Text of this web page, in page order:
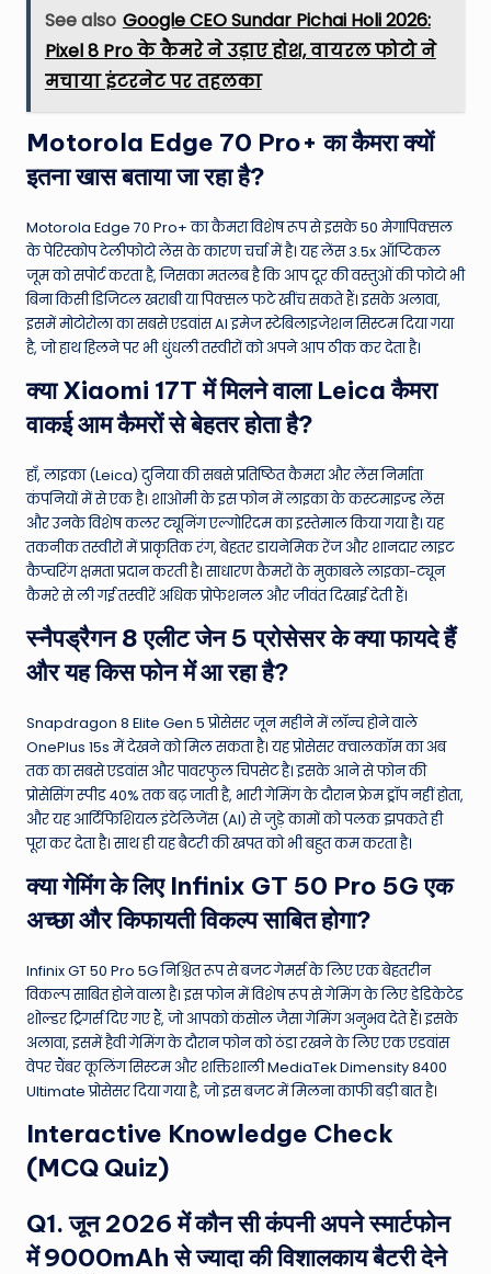
See also Google CEO Sundar Pichai Holi 2026:
Pixel 8 Pro के कैमरे ने उड़ाए होश, वायरल फोटो ने
मचाया इंटरनेट पर तहलका
Motorola Edge 70 Pro+ का कैमरा क्यों
इतना खास बताया जा रहा है?
Motorola Edge 70 Pro+ का कैमरा विशेष रूप से इसके 50 मेगापिक्सल
के पेरिस्कोप टेलीफोटो लेंस के कारण चर्चा में है। यह लेंस 3.5x ऑप्टिकल
जूम को सपोर्ट करता है, जिसका मतलब है कि आप दूर की वस्तुओं की फोटो भी
बिना किसी डिजिटल खराबी या पिक्सल फटे खींच सकते हैं। इसके अलावा,
इसमें मोटोरोला का सबसे एडवांस AI इमेज स्टेबिलाइजेशन सिस्टम दिया गया
है, जो हाथ हिलने पर भी धुंधली तस्वीरों को अपने आप ठीक कर देता है।
क्या Xiaomi 17T में मिलने वाला Leica कैमरा
वाकई आम कैमरों से बेहतर होता है?
हाँ, लाइका (Leica) दुनिया की सबसे प्रतिष्ठित कैमरा और लेंस निर्माता
कंपनियों में से एक है। शाओमी के इस फोन में लाइका के कस्टमाइज्ड लेंस
और उनके विशेष कलर ट्यूनिंग एल्गोरिदम का इस्तेमाल किया गया है। यह
तकनीक तस्वीरों में प्राकृतिक रंग, बेहतर डायनेमिक रेंज और शानदार लाइट
कैप्चरिंग क्षमता प्रदान करती है। साधारण कैमरों के मुकाबले लाइका-ट्यून
कैमरे से ली गई तस्वीरें अधिक प्रोफेशनल और जीवंत दिखाई देती हैं।
स्नैपड्रैगन 8 एलीट जेन 5 प्रोसेसर के क्या फायदे हैं
और यह किस फोन में आ रहा है?
Snapdragon 8 Elite Gen 5 प्रोसेसर जून महीने में लॉन्च होने वाले
OnePlus 15s में देखने को मिल सकता है। यह प्रोसेसर क्वालकॉम का अब
तक का सबसे एडवांस और पावरफुल चिपसेट है। इसके आने से फोन की
प्रोसेसिंग स्पीड 40% तक बढ़ जाती है, भारी गेमिंग के दौरान फ्रेम ड्रॉप नहीं होता,
और यह आर्टिफिशियल इंटेलिजेंस (AI) से जुड़े कामों को पलक झपकते ही
पूरा कर देता है। साथ ही यह बैटरी की खपत को भी बहुत कम करता है।
क्या गेमिंग के लिए Infinix GT 50 Pro 5G एक
अच्छा और किफायती विकल्प साबित होगा?
Infinix GT 50 Pro 5G निश्चित रूप से बजट गेमर्स के लिए एक बेहतरीन
विकल्प साबित होने वाला है। इस फोन में विशेष रूप से गेमिंग के लिए डेडिकेटेड
शोल्डर ट्रिगर्स दिए गए हैं, जो आपको कंसोल जैसा गेमिंग अनुभव देते हैं। इसके
अलावा, इसमें हैवी गेमिंग के दौरान फोन को ठंडा रखने के लिए एक एडवांस
वेपर चैंबर कूलिंग सिस्टम और शक्तिशाली MediaTek Dimensity 8400
Ultimate प्रोसेसर दिया गया है, जो इस बजट में मिलना काफी बड़ी बात है।
Interactive Knowledge Check
(MCQ Quiz)
Q1. जून 2026 में कौन सी कंपनी अपने स्मार्टफोन
में 9000mAh से ज्यादा की विशालकाय बैटरी देने